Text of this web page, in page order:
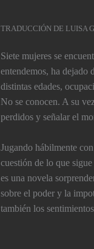
TRADUCCIÓN DE LUISA
Siete mujeres se
entendemos, ha dejado
distintas edades,
No se conocen. A su
perdidos y señalar el
Jugando hábilmente
cuestión de lo que
es una novela
sobre el poder y la
también los